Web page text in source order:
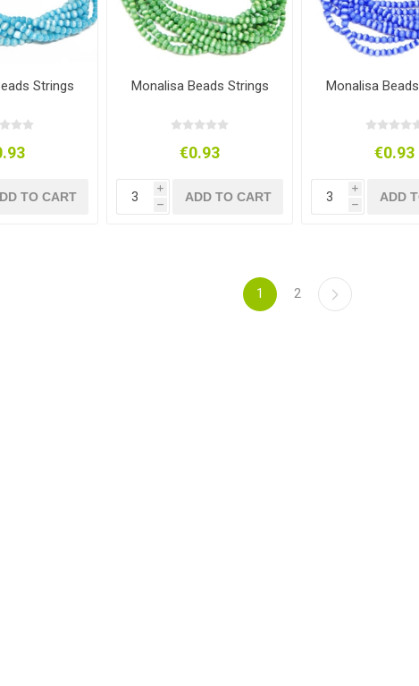
Strings
TO CART
Monalisa Beads Strings
€0.93
i
h
ADD TO CART
Monalisa
€0.93
i
h
ADD
1 2